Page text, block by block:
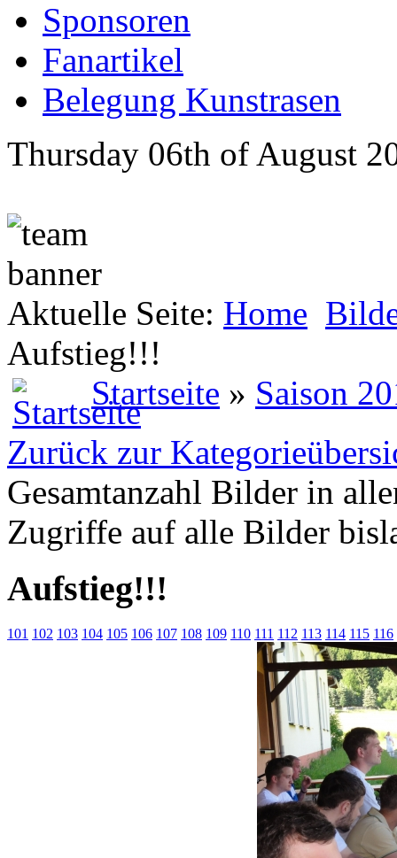
Sponsoren
Fanartikel
Belegung Kunstrasen
Thursday 06th of August
Aktuelle Seite: Home
Aufstieg!!!
Startseite » Saison
Zurück zur
Gesamtanzahl Bilder in
Zugriffe auf alle Bilder
Aufstieg!!!
101 102 103 104 105 106 107 108 109 110 111 112 113 114 115 116